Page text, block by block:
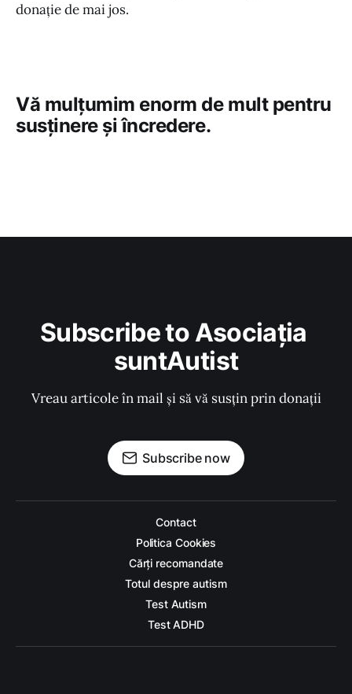
donație de mai jos.
Vă mulțumim enorm de mult pentru
susținere și încredere.
Subscribe to Asociația
suntAutist
Vreau articole în mail și să vă susțin prin donații
Subscribe now
Contact
Politica Cookies
Cărți recomandate
Totul despre autism
Test Autism
Test ADHD